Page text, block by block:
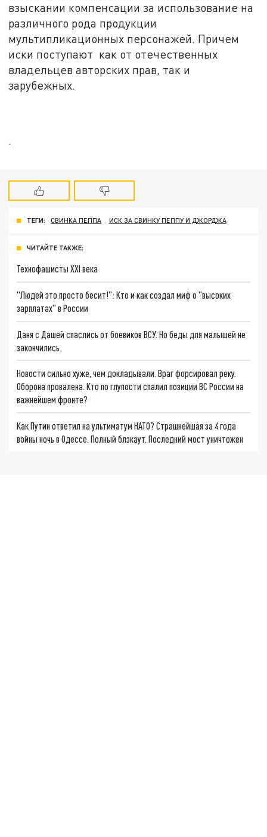
взыскании компенсации за использование на
различного рода продукции
мультипликационных персонажей. Причем
иски поступают как от отечественных
владельцев авторских прав, так и
зарубежных.
.
ТЕГИ: СВИНКА ПЕППА ИСК ЗА СВИНКУ ПЕППУ И ДЖОРДЖА
ЧИТАЙТЕ ТАКЖЕ:
Технофашисты XXI века
"Людей это просто бесит!": Кто и как создал миф о "высоких
зарплатах" в России
Даня с Дашей спаслись от боевиков ВСУ. Но беды для малышей не
закончились
Новости сильно хуже, чем докладывали. Враг форсировал реку.
Оборона провалена. Кто по глупости спалил позиции ВС России на
важнейшем фронте?
Как Путин ответил на ультиматум НАТО? Страшнейшая за 4 года
войны ночь в Одессе. Полный блэкаут. Последний мост уничтожен